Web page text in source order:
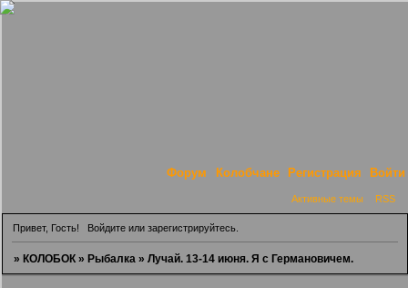
Форум Колобчане Регистрация Войти
Активные темы RSS
Привет, Гость! Войдитеили зарегистрируйтесь.
»КОЛОБОК »Рыбалка »Лучай. 13-14 июня. Я с Германовичем.